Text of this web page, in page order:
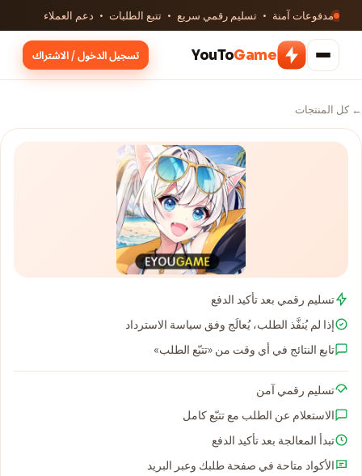
مدفوعات آمنة · تسليم رقمي سريع · تتبع الطلبات · دعم العملاء
YouToGame تسجيل الدخول / الاشتراك
← كل المنتجات
تسليم رقمي بعد تأكيد الدفع
إذا لم يُنفَّذ الطلب، يُعالَج وفق سياسة الاسترداد
تابع النتائج في أي وقت من «تتبّع الطلب»
تسليم رقمي آمن
الاستعلام عن الطلب مع تتبّع كامل
تبدأ المعالجة بعد تأكيد الدفع
الأكواد متاحة في صفحة طلبك وعبر البريد